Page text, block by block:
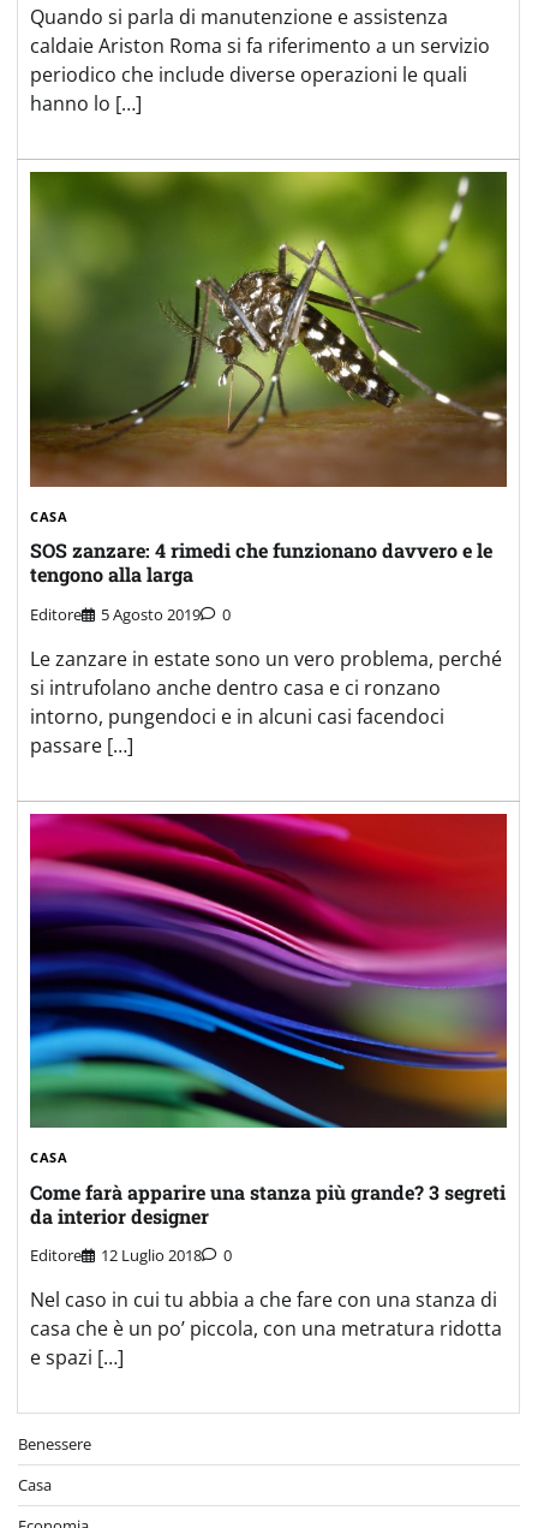
Quando si parla di manutenzione e assistenza
caldaie Ariston Roma si fa riferimento a un servizio
periodico che include diverse operazioni le quali
hanno lo […]
CASA
SOS zanzare: 4 rimedi che funzionano davvero e le
tengono alla larga
Editore 5 Agosto 2019 0
Le zanzare in estate sono un vero problema, perché
si intrufolano anche dentro casa e ci ronzano
intorno, pungendoci e in alcuni casi facendoci
passare […]
CASA
Come farà apparire una stanza più grande? 3 segreti
da interior designer
Editore 12 Luglio 2018 0
Nel caso in cui tu abbia a che fare con una stanza di
casa che è un po’ piccola, con una metratura ridotta
e spazi […]
Benessere
Casa